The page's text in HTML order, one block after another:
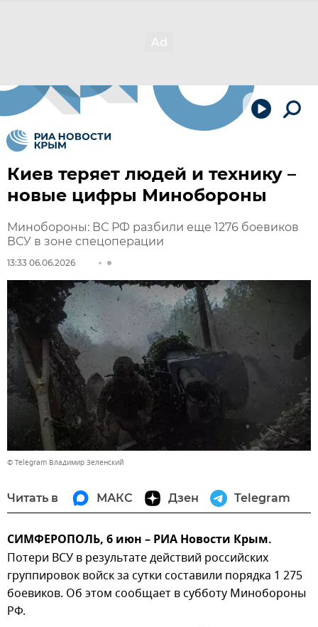
Киев теряет людей и технику –
новые цифры Минобороны
Минобороны: ВС РФ разбили еще 1276 боевиков
ВСУ в зоне спецоперации
13:33 06.06.2026
© Telegram Владимир Зеленский
Читать в МАКС Дзен Telegram
СИМФЕРОПОЛЬ, 6 июн – РИА Новости Крым.
Потери ВСУ в результате действий российских
группировок войск за сутки составили порядка 1 275
боевиков. Об этом сообщает в субботу Минобороны
РФ.